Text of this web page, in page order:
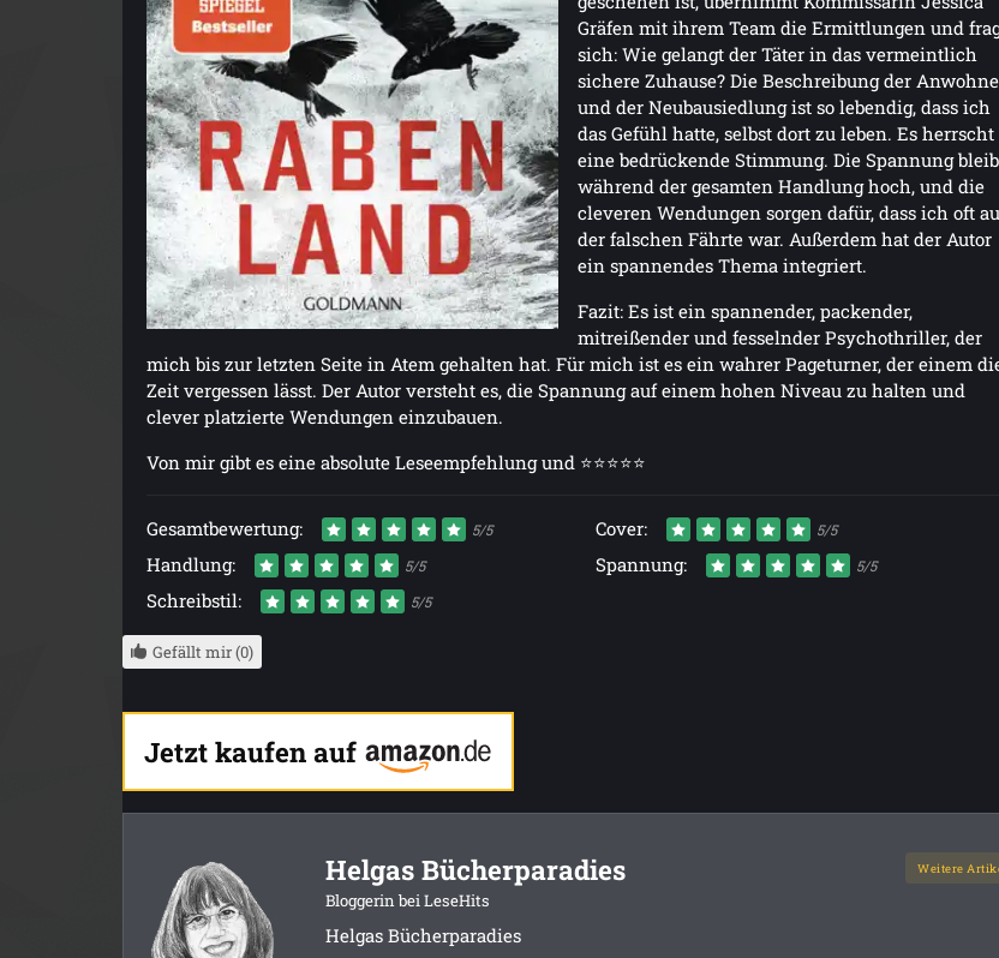
Gräfen mit ihrem Team die Ermittlungen und
sich: Wie gelangt der Täter in das vermeintlich
sichere Zuhause? Die Beschreibung der
und der Neubausiedlung ist so lebendig, dass ich
das Gefühl hatte, selbst dort zu leben. Es herrscht
eine bedrückende Stimmung. Die Spannung
während der gesamten Handlung hoch, und die
cleveren Wendungen sorgen dafür, dass ich oft
der falschen Fährte war. Außerdem hat der Autor
ein spannendes Thema integriert.
Fazit: Es ist ein spannender, packender,
mitreißender und fesselnder Psychothriller, der
mich bis zur letzten Seite in Atem gehalten hat. Für mich ist es ein wahrer Pageturner, der einem
Zeit vergessen lässt. Der Autor versteht es, die Spannung auf einem hohen Niveau zu halten und
clever platzierte Wendungen einzubauen.
Von mir gibt es eine absolute Leseempfehlung und ⭐⭐⭐⭐⭐
Gesamtbewertung: 5/5 Cover: 5/5
Handlung: 5/5 Spannung: 5/5
Schreibstil: 5/5
Gefällt mir (0)
Jetzt kaufen auf
Helgas Bücherparadies
Bloggerin bei LeseHits
Weitere
Helgas Bücherparadies